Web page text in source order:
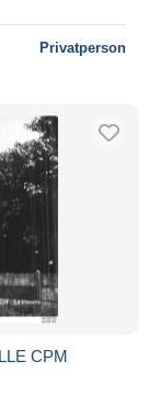
Privatperson
CPM